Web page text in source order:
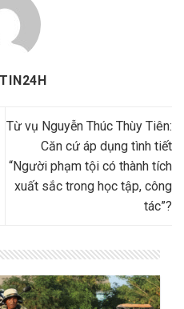
Từ vụ Nguyễn Thúc Thùy Tiên:
Căn cứ áp dụng tình tiết
“Người phạm tội có thành tích
xuất sắc trong học tập, công
tác”?